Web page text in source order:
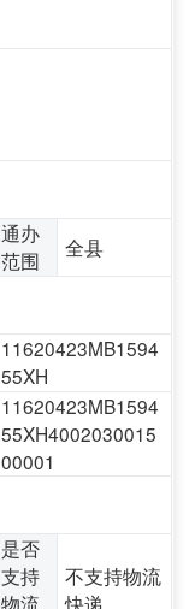
通办
范围
全县
11620423MB1594
55XH
11620423MB1594
55XH4002030015
00001
是否
支持
物流
不支持物流
快递